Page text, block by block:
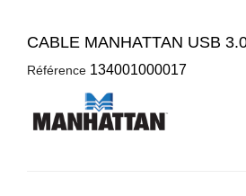
CABLE MANHATTAN USB
Référence 134001000017